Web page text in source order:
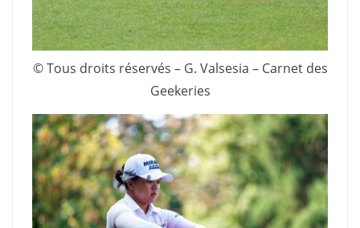
© Tous droits réservés – G. Valsesia – Carnet des
Geekeries